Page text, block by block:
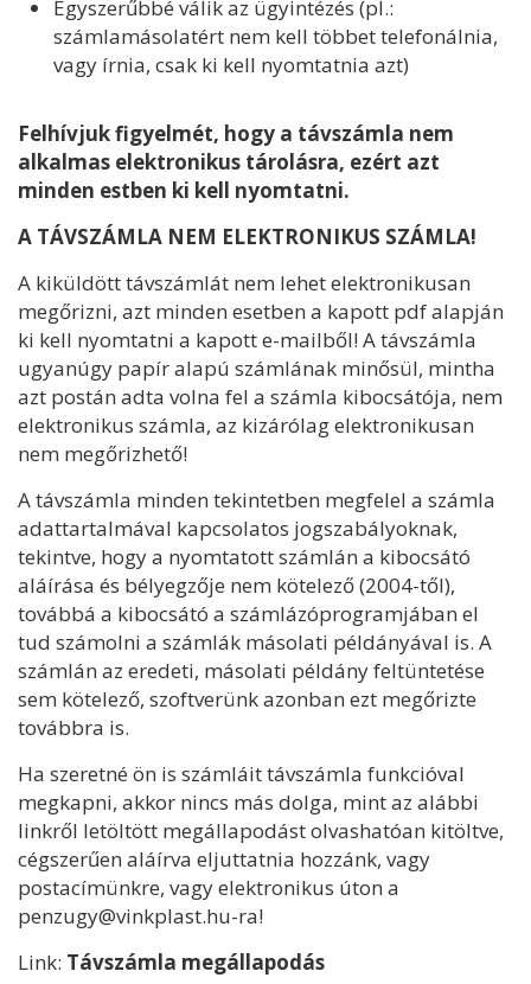
Egyszerűbbé válik az ügyintézés (pl.:
számlamásolatért nem kell többet telefonálnia,
vagy írnia, csak ki kell nyomtatnia azt)
Felhívjuk figyelmét, hogy a távszámla nem
alkalmas elektronikus tárolásra, ezért azt
minden estben ki kell nyomtatni.
A TÁVSZÁMLA NEM ELEKTRONIKUS SZÁMLA!
A kiküldött távszámlát nem lehet elektronikusan
megőrizni, azt minden esetben a kapott pdf alapján
ki kell nyomtatni a kapott e-mailből! A távszámla
ugyanúgy papír alapú számlának minősül, mintha
azt postán adta volna fel a számla kibocsátója, nem
elektronikus számla, az kizárólag elektronikusan
nem megőrizhető!
A távszámla minden tekintetben megfelel a számla
adattartalmával kapcsolatos jogszabályoknak,
tekintve, hogy a nyomtatott számlán a kibocsátó
aláírása és bélyegzője nem kötelező (2004-től),
továbbá a kibocsátó a számlázóprogramjában el
tud számolni a számlák másolati példányával is. A
számlán az eredeti, másolati példány feltüntetése
sem kötelező, szoftverünk azonban ezt megőrizte
továbbra is.
Ha szeretné ön is számláit távszámla funkcióval
megkapni, akkor nincs más dolga, mint az alábbi
linkről letöltött megállapodást olvashatóan kitöltve,
cégszerűen aláírva eljuttatnia hozzánk, vagy
postacímünkre, vagy elektronikus úton a
penzugy@vinkplast.hu-ra!
Link: Távszámla megállapodás